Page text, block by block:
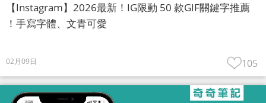
【Instagram】2026最新！IG限動 50 款GIF關鍵字推薦
！手寫字體、文青可愛
02月09日 105